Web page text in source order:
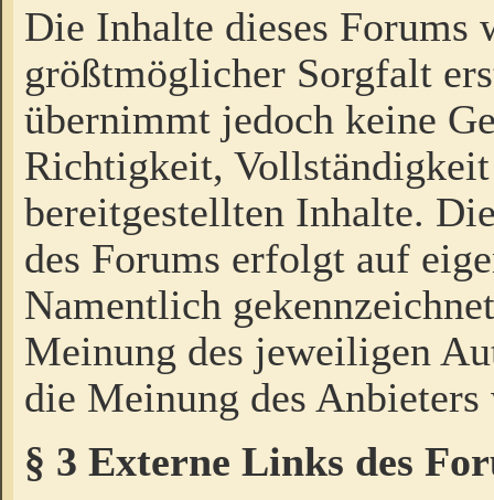
Die Inhalte dieses Forums
größtmöglicher Sorgfalt
übernimmt jedoch keine
Richtigkeit,
bereitgestellten Inhalte.
des Forums erfolgt auf
Namentlich
Meinung des jeweiligen
die Meinung des Anbieters
§ 3 Externe Links des